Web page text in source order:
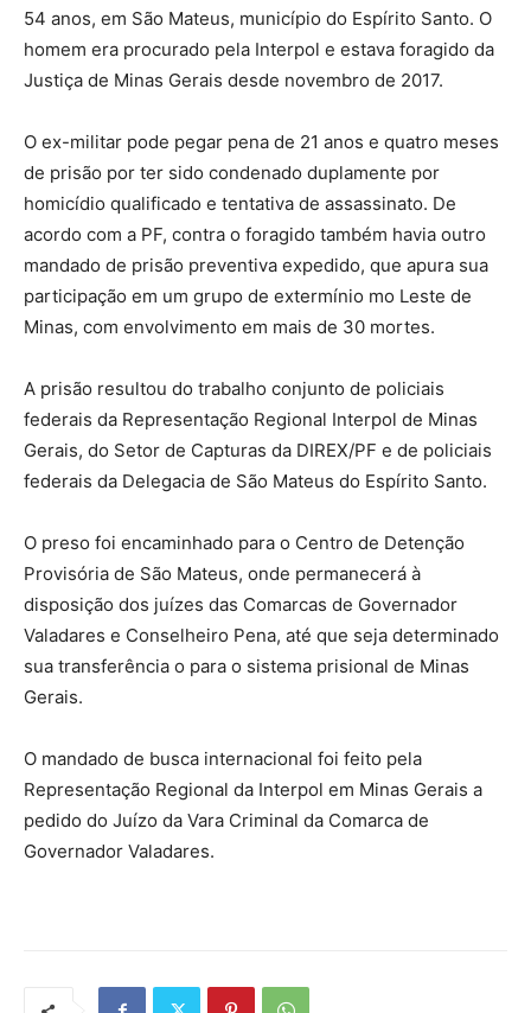
54 anos, em São Mateus, município do Espírito Santo. O
homem era procurado pela Interpol e estava foragido da
Justiça de Minas Gerais desde novembro de 2017.
O ex-militar pode pegar pena de 21 anos e quatro meses
de prisão por ter sido condenado duplamente por
homicídio qualificado e tentativa de assassinato. De
acordo com a PF, contra o foragido também havia outro
mandado de prisão preventiva expedido, que apura sua
participação em um grupo de extermínio mo Leste de
Minas, com envolvimento em mais de 30 mortes.
A prisão resultou do trabalho conjunto de policiais
federais da Representação Regional Interpol de Minas
Gerais, do Setor de Capturas da DIREX/PF e de policiais
federais da Delegacia de São Mateus do Espírito Santo.
O preso foi encaminhado para o Centro de Detenção
Provisória de São Mateus, onde permanecerá à
disposição dos juízes das Comarcas de Governador
Valadares e Conselheiro Pena, até que seja determinado
sua transferência o para o sistema prisional de Minas
Gerais.
O mandado de busca internacional foi feito pela
Representação Regional da Interpol em Minas Gerais a
pedido do Juízo da Vara Criminal da Comarca de
Governador Valadares.